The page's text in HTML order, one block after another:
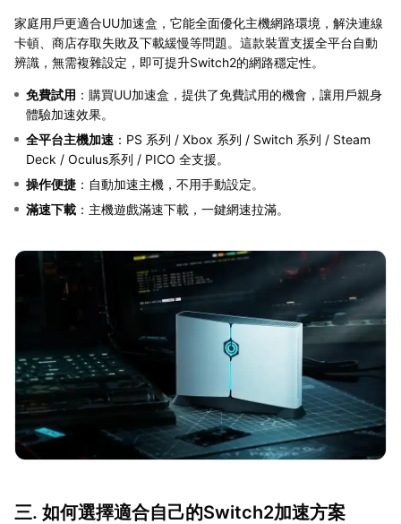
家庭用戶更適合UU加速盒，它能全面優化主機網路環境，解決連線
卡頓、商店存取失敗及下載緩慢等問題。這款裝置支援全平台自動
辨識，無需複雜設定，即可提升Switch2的網路穩定性。
免費試用 ：購買UU加速盒，提供了免費試用的機會，讓用戶親身
體驗加速效果。
全平台主機加速 ：PS 系列 / Xbox 系列 / Switch 系列 / Steam
Deck / Oculus系列 / PICO 全支援。
操作便捷 ：自動加速主機，不用手動設定。
滿速下載 ：主機遊戲滿速下載，一鍵網速拉滿。
三. 如何選擇適合自己的Switch2加速方案